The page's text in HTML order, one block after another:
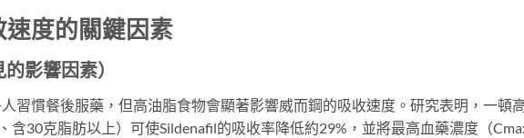
度的關鍵因素
影響因素）
習慣餐後服藥，但高油脂食物會顯著影響威而鋼的吸收速度。研究表明，一頓
含30克脂肪以上）可使Sildenafil的吸收率降低約29%，並將最高血藥濃度（Cmax